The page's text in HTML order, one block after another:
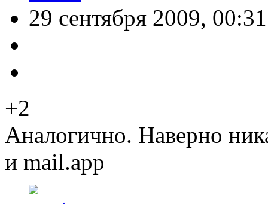
29 сентября 2009, 00:31
+2
Аналогично. Наверно
и mail.app